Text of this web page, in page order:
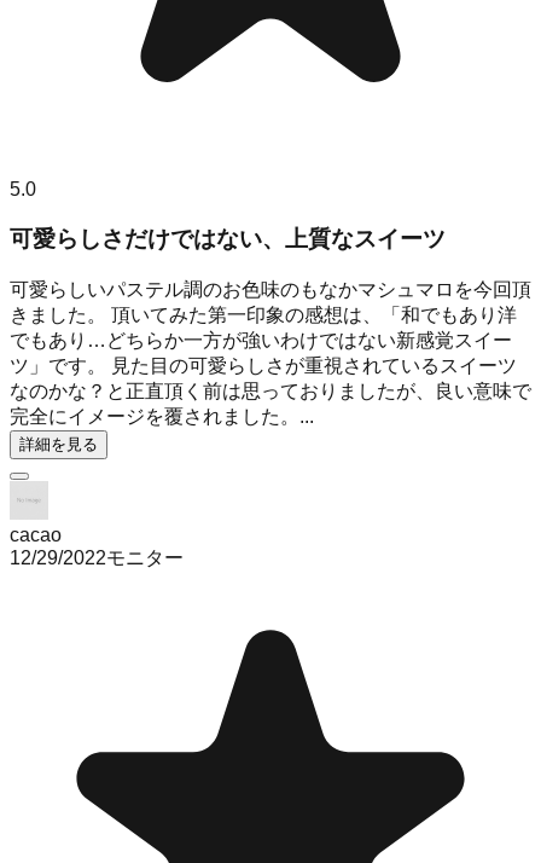
5.0
可愛らしさだけではない、上質なスイーツ
可愛らしいパステル調のお色味のもなかマシュマロを今回頂
きました。 頂いてみた第一印象の感想は、「和でもあり洋
でもあり…どちらか一方が強いわけではない新感覚スイー
ツ」です。 見た目の可愛らしさが重視されているスイーツ
なのかな？と正直頂く前は思っておりましたが、良い意味で
完全にイメージを覆されました。...
詳細を見る
cacao
12/29/2022モニター